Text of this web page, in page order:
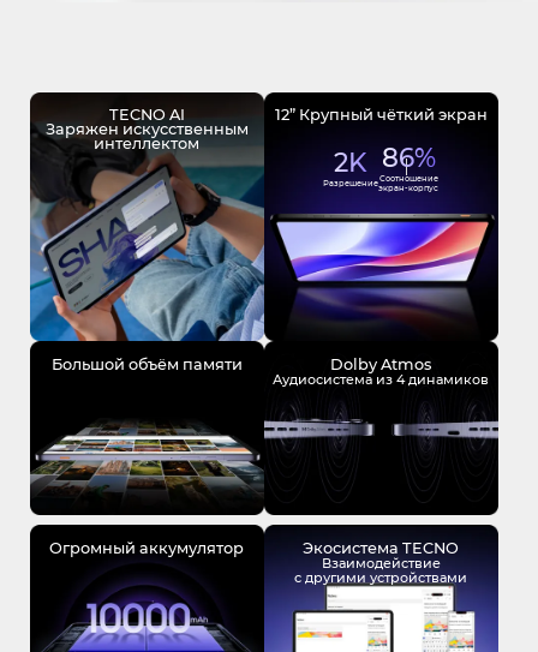
Carlcare
TECNO AI
Заряжен искусственным
интеллектом
12” Крупный чёткий экран
2K
Разрешение
86%
Соотношение
экран-корпус
Большой объём памяти Dolby Atmos
Аудиосистема из 4 динамиков
Огромный аккумулятор Экосистема TECNO
Взаимодействие
с другими устройствами